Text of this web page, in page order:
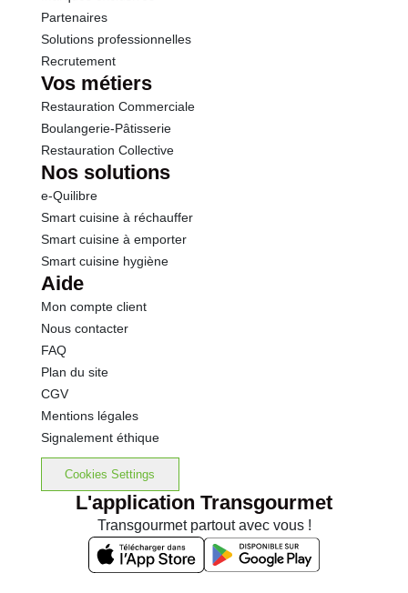
Sel
Partenaires
Solutions professionnelles
Recrutement
Vos métiers
Restauration Commerciale
Boulangerie-Pâtisserie
Restauration Collective
Nos solutions
e-Quilibre
Smart cuisine à réchauffer
Smart cuisine à emporter
Smart cuisine hygiène
Aide
Mon compte client
Nous contacter
FAQ
Plan du site
CGV
Mentions légales
Signalement éthique
Cookies Settings
L'application Transgourmet
Transgourmet partout avec vous !